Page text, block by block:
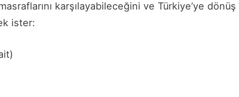
karşılayabileceğini ve Türkiye’ye dönüş
ister: